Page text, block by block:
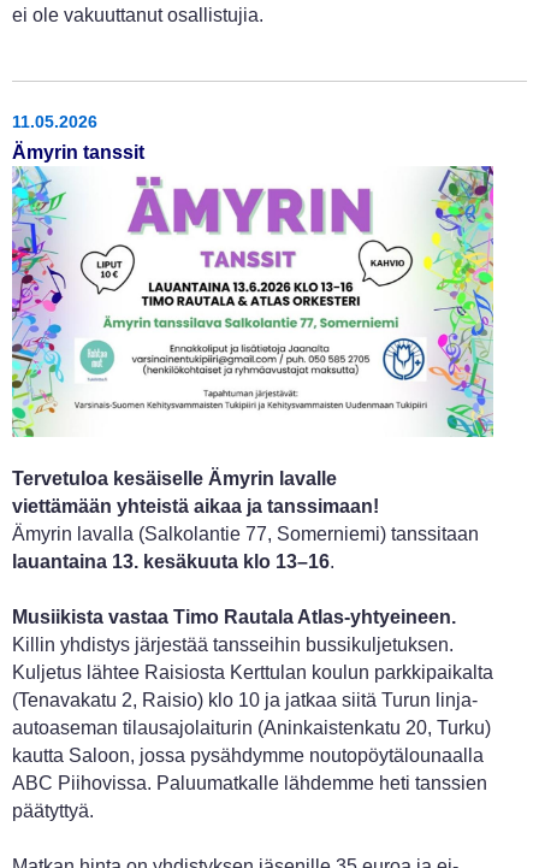
ei ole vakuuttanut osallistujia.
11.05.2026
Ämyrin tanssit
Tervetuloa kesäiselle Ämyrin lavalle
viettämään yhteistä aikaa ja tanssimaan!
Ämyrin lavalla (Salkolantie 77, Somerniemi) tanssitaan
lauantaina 13. kesäkuuta klo 13–16.
Musiikista vastaa Timo Rautala Atlas-yhtyeineen.
Killin yhdistys järjestää tansseihin bussikuljetuksen.
Kuljetus lähtee Raisiosta Kerttulan koulun parkkipaikalta
(Tenavakatu 2, Raisio) klo 10 ja jatkaa siitä Turun linja-
autoaseman tilausajolaiturin (Aninkaistenkatu 20, Turku)
kautta Saloon, jossa pysähdymme noutopöytälounaalla
ABC Piihovissa. Paluumatkalle lähdemme heti tanssien
päätyttyä.